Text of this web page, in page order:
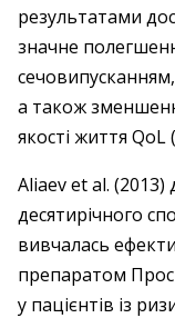
результатами
значне
а також
якості життя
Aliaev et al. (2013)
десятирічного
вивчалась
препаратом
у пацієнтів із